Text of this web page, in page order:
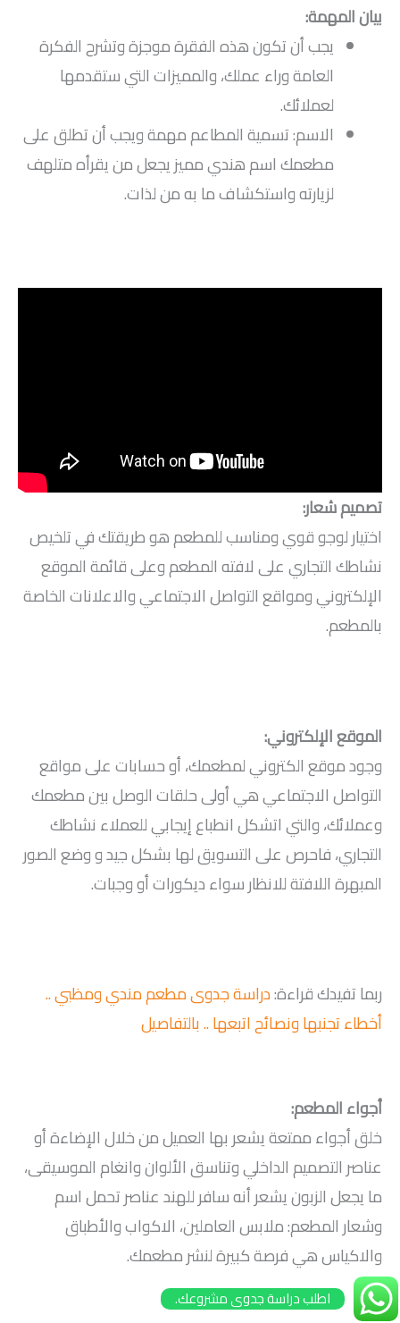
بيان المهمة:
يجب أن تكون هذه الفقرة موجزة وتشرح الفكرة
العامة وراء عملك، والمميزات التي ستقدمها
لعملائك.
الاسم: تسمية المطاعم مهمة ويجب أن تطلق على
مطعمك اسم هندي مميز يجعل من يقرأه متلهف
لزيارته واستكشاف ما به من لذات.
تصميم شعار:
اختيار لوجو قوي ومناسب للمطعم هو طريقتك في تلخيص
نشاطك التجاري على لافته المطعم وعلى قائمة الموقع
الإلكتروني ومواقع التواصل الاجتماعي والاعلانات الخاصة
بالمطعم.
الموقع الإلكتروني:
وجود موقع الكتروني لمطعمك، أو حسابات على مواقع
التواصل الاجتماعي هي أولى حلقات الوصل بين مطعمك
وعملائك، والتي اتشكل انطباع إيجابي للعملاء نشاطك
التجاري، فاحرص على التسويق لها بشكل جيد و وضع الصور
المبهرة اللافتة للانظار سواء ديكورات أو وجبات.
ربما تفيدك قراءة:دراسة جدوى مطعم مندي ومظبي ..
أخطاء تجنبها ونصائح اتبعها .. بالتفاصيل
أجواء المطعم:
خلق أجواء ممتعة يشعر بها العميل من خلال الإضاءة أو
عناصر التصميم الداخلي وتناسق الألوان وانغام الموسيقى،
ما يجعل الزبون يشعر أنه سافر للهند عناصر تحمل اسم
وشعار المطعم: ملابس العاملين، الاكواب والأطباق
والاكياس هي فرصة كبيرة لنشر مطعمك.
اطلب دراسة جدوى مشروعك.